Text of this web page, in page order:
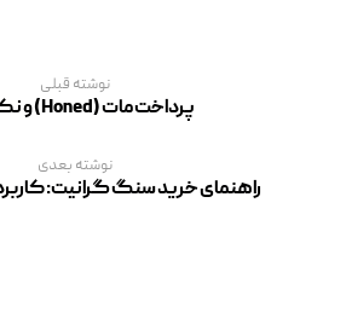
نوشته قبلی
پرداخت مات (Honed) و نکات آن
نوشته بعدی
راهنمای خرید سنگ گرانیت: